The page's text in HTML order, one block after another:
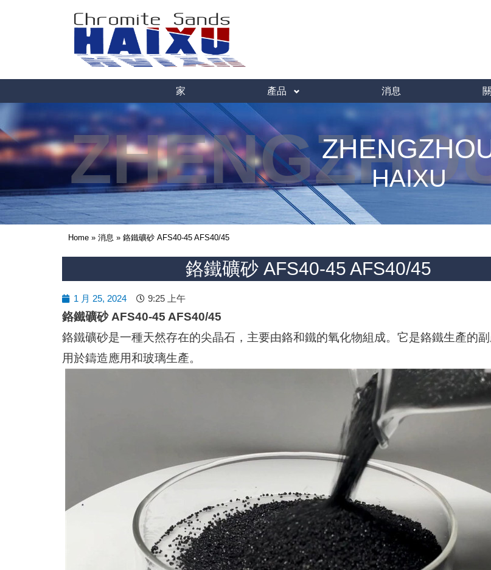
家 產品 消息
HAIXU
Home » 消息 » 鉻鐵礦砂 AFS40-45 AFS40/45
鉻鐵礦砂 AFS40-45 AFS40/45
1 月 25, 2024 9:25 上午
鉻鐵礦砂 AFS40-45 AFS40/45
鉻鐵礦砂是一種天然存在的尖晶石，主要由鉻和鐵的氧化物組成。它是鉻鐵生產的
用於鑄造應用和玻璃生產。